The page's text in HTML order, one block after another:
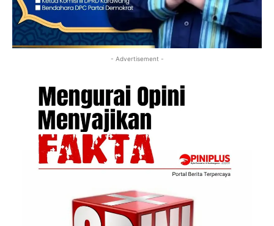
- Advertisement -